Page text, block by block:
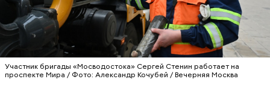
Участник бригады «Мосводостока» Сергей Стенин работает на
проспекте Мира / Фото: Александр Кочубей / Вечерняя Москва
ПРОГНОЗЫ МОСКВА ПОГОДА